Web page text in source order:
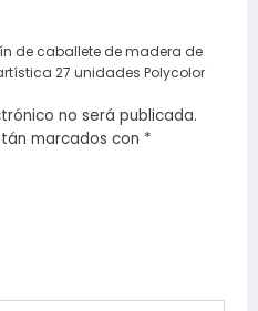
de caballete de madera de
27 unidades Polycolor
no será publicada.
marcados con *